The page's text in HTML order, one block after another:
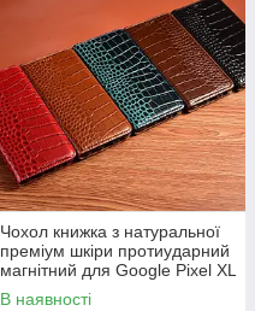
Чохол книжка з натуральної
преміум шкіри протиударний
магнітний для Google Pixel XL
"CROCODILE"
В наявності